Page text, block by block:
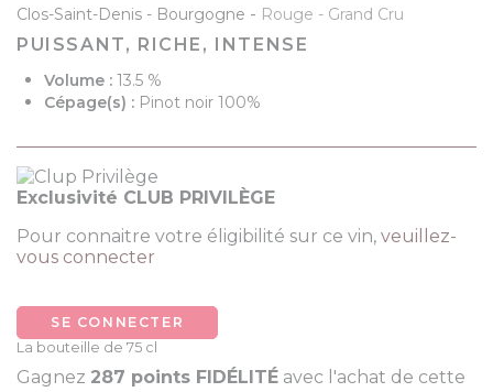
Clos-Saint-Denis Bourgogne - Rouge Grand Cru
PUISSANT, RICHE, INTENSE
Volume : 13.5 %
Cépage(s) : Pinot noir 100%
Exclusivité CLUB PRIVILÈGE
Pour connaitre votre éligibilité sur ce vin, veuillez-
vous connecter
SE CONNECTER
La bouteille de 75 cl
Gagnez 287 points FIDÉLITÉ avec l'achat de cette